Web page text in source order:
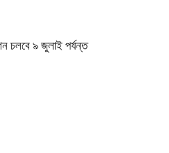
চলবে ৯ জুলাই পর্যন্ত